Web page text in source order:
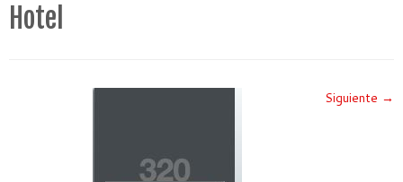
Hotel
Siguiente →